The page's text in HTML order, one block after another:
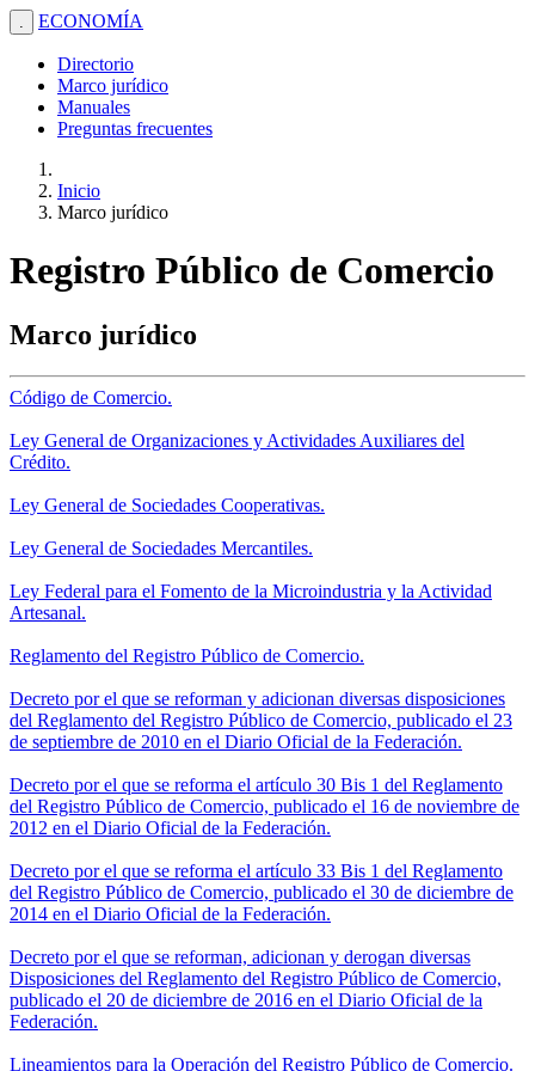
. ECONOMÍA
Directorio
Marco jurídico
Manuales
Preguntas frecuentes
Inicio
Marco jurídico
Registro Público de Comercio
Marco jurídico
Código de Comercio.
Ley General de Organizaciones y Actividades Auxiliares del
Crédito.
Ley General de Sociedades Cooperativas.
Ley General de Sociedades Mercantiles.
Ley Federal para el Fomento de la Microindustria y la Actividad
Artesanal.
Reglamento del Registro Público de Comercio.
Decreto por el que se reforman y adicionan diversas disposiciones
del Reglamento del Registro Público de Comercio, publicado el 23
de septiembre de 2010 en el Diario Oficial de la Federación.
Decreto por el que se reforma el artículo 30 Bis 1 del Reglamento
del Registro Público de Comercio, publicado el 16 de noviembre de
2012 en el Diario Oficial de la Federación.
Decreto por el que se reforma el artículo 33 Bis 1 del Reglamento
del Registro Público de Comercio, publicado el 30 de diciembre de
2014 en el Diario Oficial de la Federación.
Decreto por el que se reforman, adicionan y derogan diversas
Disposiciones del Reglamento del Registro Público de Comercio,
publicado el 20 de diciembre de 2016 en el Diario Oficial de la
Federación.
Lineamientos para la Operación del Registro Público de Comercio.